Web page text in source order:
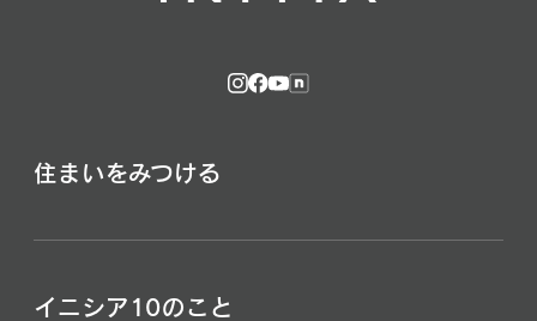
住まいをみつける
イニシア10のこと